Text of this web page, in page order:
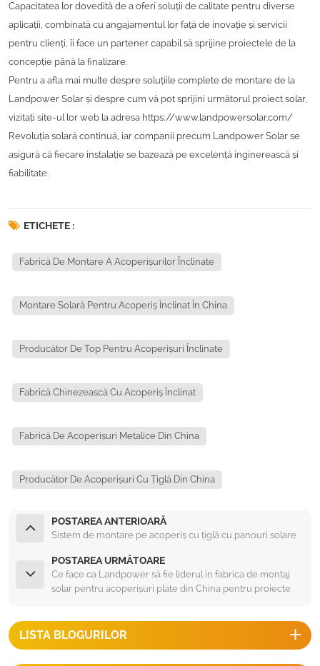
Capacitatea lor dovedită de a oferi soluții de calitate pentru diverse
aplicații, combinată cu angajamentul lor față de inovație și servicii
pentru clienți, îi face un partener capabil să sprijine proiectele de la
concepție până la finalizare.
Pentru a afla mai multe despre soluțiile complete de montare de la
Landpower Solar și despre cum vă pot sprijini următorul proiect solar,
vizitați site-ul lor web la adresa https://www.landpowersolar.com/
Revoluția solară continuă, iar companii precum Landpower Solar se
asigură că fiecare instalație se bazează pe excelență inginerească și
fiabilitate.
ETICHETE :
Fabrică De Montare A Acoperișurilor Înclinate
Montare Solară Pentru Acoperiș Înclinat În China
Producător De Top Pentru Acoperișuri Înclinate
Fabrică Chinezească Cu Acoperiș Înclinat
Fabrică De Acoperișuri Metalice Din China
Producător De Acoperișuri Cu Țiglă Din China
POSTAREA ANTERIOARĂ
Sistem de montare pe acoperiș cu țiglă cu panouri solare
POSTAREA URMĂTOARE
Ce face ca Landpower să fie liderul în fabrica de montaj
solar pentru acoperișuri plate din China pentru proiecte
LISTA BLOGURILOR